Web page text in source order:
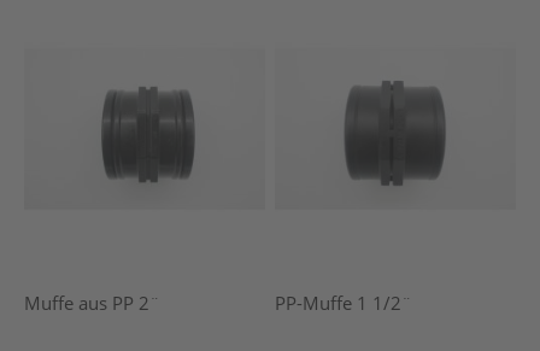
Muffe aus PP 2¨ PP-Muffe 1 1/2¨